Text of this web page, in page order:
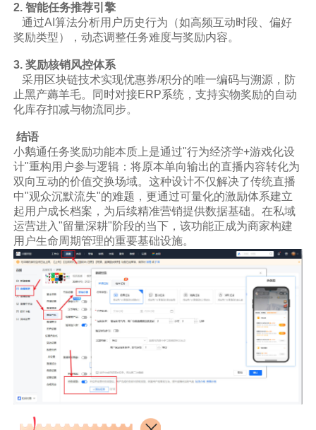
2. 智能任务推荐引擎
通过AI算法分析用户历史行为（如高频互动时段、偏好
奖励类型），动态调整任务难度与奖励内容。
3. 奖励核销风控体系
采用区块链技术实现优惠券/积分的唯一编码与溯源，防
止黑产薅羊毛。同时对接ERP系统，支持实物奖励的自动
化库存扣减与物流同步。
结语
小鹅通任务奖励功能本质上是通过"行为经济学+游戏化设
计"重构用户参与逻辑：将原本单向输出的直播内容转化为
双向互动的价值交换场域。这种设计不仅解决了传统直播
中"观众沉默流失"的难题，更通过可量化的激励体系建立
起用户成长档案，为后续精准营销提供数据基础。在私域
运营进入"留量深耕"阶段的当下，该功能正成为商家构建
用户生命周期管理的重要基础设施。